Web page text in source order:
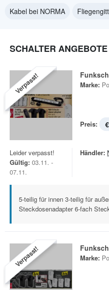
Kabel bei NORMA
SCHALTER
Verpasst! Marke:
Preis:
Leider verpasst!
Gültig: 03.11. -
07.11.
Händler:
5-teilig für innen 3-teilig für
Steckdosenadapter 6-fach
Verpasst! Marke: